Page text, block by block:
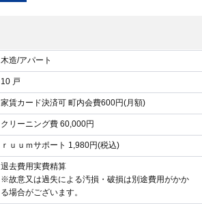
木造/アパート
10 戸
家賃カード決済可 町内会費600円(月額)
クリーニング費 60,000円
ｒｕｕｍサポート 1,980円(税込)
退去費用実費精算
※故意又は過失による汚損・破損は別途費用がかか
る場合がございます。